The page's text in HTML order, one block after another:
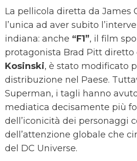
La pellicola diretta da James
l’unica ad aver subito
indiana: anche “F1”, il film
protagonista Brad Pitt diretto
Kosinski, è stato modificato
distribuzione nel Paese.
Superman, i tagli hanno
mediatica decisamente più
dell’iconicità dei personaggi
dell’attenzione globale che
del DC Universe.